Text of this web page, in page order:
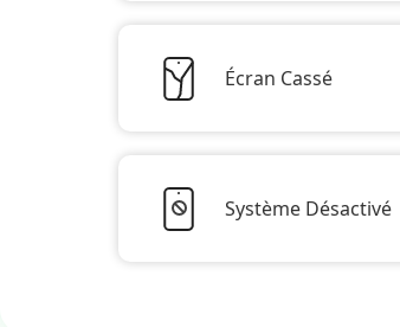
Écran Cassé
Système Désactivé